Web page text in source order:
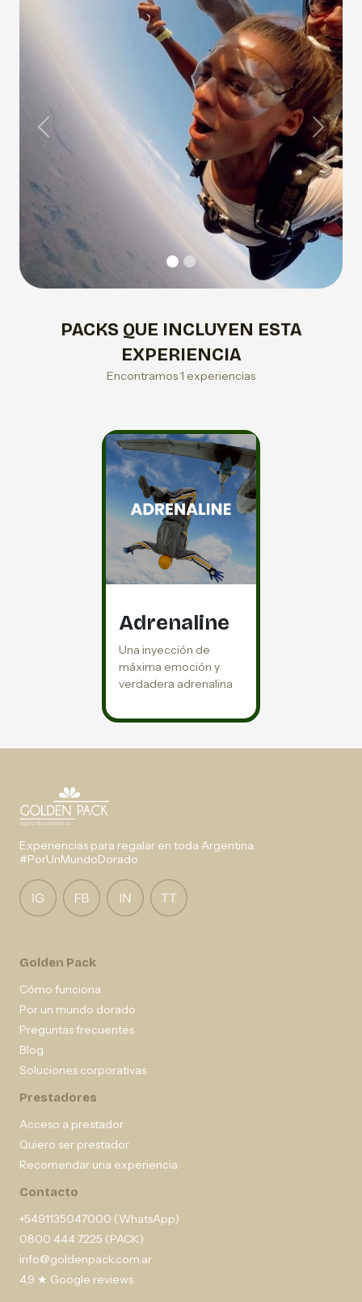
Previous Next
PACKS QUE INCLUYEN ESTA
EXPERIENCIA
Encontramos 1 experiencias
Adrenaline
Una inyección de
máxima emoción y
verdadera adrenalina
Experiencias para regalar en toda Argentina.
#PorUnMundoDorado
Golden Pack
Cómo funciona
Por un mundo dorado
Preguntas frecuentes
Blog
Soluciones corporativas
Prestadores
Acceso a prestador
Quiero ser prestador
Recomendar una experiencia
Contacto
+5491135047000 (WhatsApp)
0800 444 7225 (PACK)
info@goldenpack.com.ar
4,9 ★ Google reviews